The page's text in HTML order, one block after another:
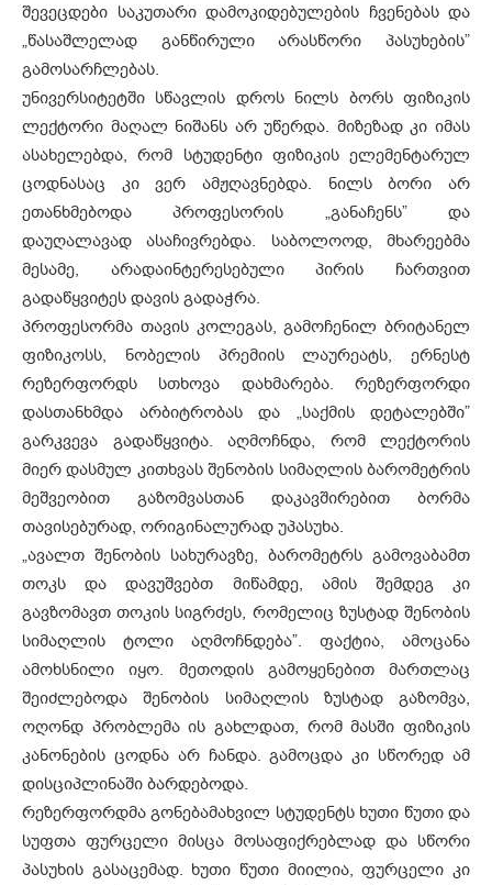
შევეცდები საკუთარი დამოკიდებულების ჩვენებას და
„წასაშლელად განწირული არასწორი პასუხების”
გამოსარჩლებას.
უნივერსიტეტში სწავლის დროს ნილს ბორს ფიზიკის
ლექტორი მაღალ ნიშანს არ უწერდა. მიზეზად კი იმას
ასახელებდა, რომ სტუდენტი ფიზიკის ელემენტარულ
ცოდნასაც კი ვერ ამჟღავნებდა. ნილს ბორი არ
ეთანხმებოდა პროფესორის „განაჩენს” და
დაუღალავად ასაჩივრებდა. საბოლოოდ, მხარეებმა
მესამე, არადაინტერესებული პირის ჩართვით
გადაწყვიტეს დავის გადაჭრა.
პროფესორმა თავის კოლეგას, გამოჩენილ ბრიტანელ
ფიზიკოსს, ნობელის პრემიის ლაურეატს, ერნესტ
რეზერფორდს სთხოვა დახმარება. რეზერფორდი
დასთანხმდა არბიტრობას და „საქმის დეტალებში”
გარკვევა გადაწყვიტა. აღმოჩნდა, რომ ლექტორის
მიერ დასმულ კითხვას შენობის სიმაღლის ბარომეტრის
მეშვეობით გაზომვასთან დაკავშირებით ბორმა
თავისებურად, ორიგინალურად უპასუხა.
„ავალთ შენობის სახურავზე, ბარომეტრს გამოვაბამთ
თოკს და დავუშვებთ მიწამდე, ამის შემდეგ კი
გავზომავთ თოკის სიგრძეს, რომელიც ზუსტად შენობის
სიმაღლის ტოლი აღმოჩნდება”. ფაქტია, ამოცანა
ამოხსნილი იყო. მეთოდის გამოყენებით მართლაც
შეიძლებოდა შენობის სიმაღლის ზუსტად გაზომვა,
ოღონდ პრობლემა ის გახლდათ, რომ მასში ფიზიკის
კანონების ცოდნა არ ჩანდა. გამოცდა კი სწორედ ამ
დისციპლინაში ბარდებოდა.
რეზერფორდმა გონებამახვილ სტუდენტს ხუთი წუთი და
სუფთა ფურცელი მისცა მოსაფიქრებლად და სწორი
პასუხის გასაცემად. ხუთი წუთი მიილია, ფურცელი კი